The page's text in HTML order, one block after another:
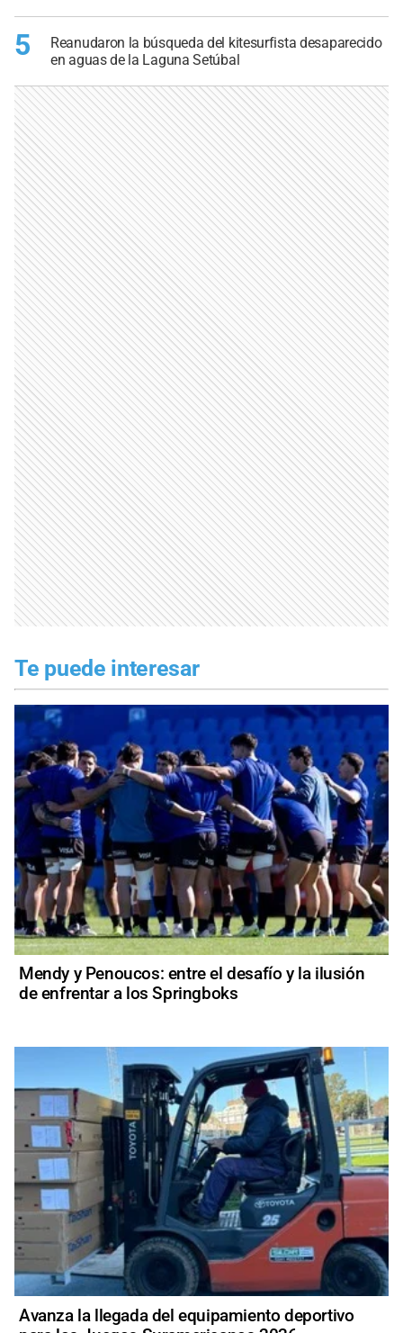
5
Reanudaron la búsqueda del kitesurfista desaparecido
en aguas de la Laguna Setúbal
Te puede interesar
Mendy y Penoucos: entre el desafío y la ilusión
de enfrentar a los Springboks
Avanza la llegada del equipamiento deportivo